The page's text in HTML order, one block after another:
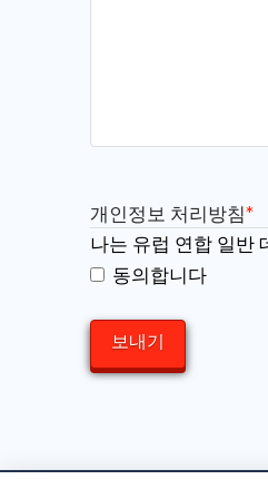
개인정보 처리방침*
나는 유럽 연합 일반
동의합니다